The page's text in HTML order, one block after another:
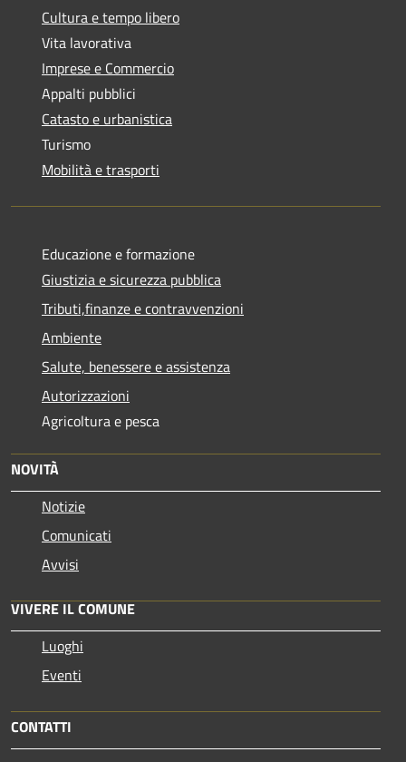
Cultura e tempo libero
Vita lavorativa
Imprese e Commercio
Appalti pubblici
Catasto e urbanistica
Turismo
Mobilità e trasporti
Educazione e formazione
Giustizia e sicurezza pubblica
Tributi,finanze e contravvenzioni
Ambiente
Salute, benessere e assistenza
Autorizzazioni
Agricoltura e pesca
NOVITÀ
Notizie
Comunicati
Avvisi
VIVERE IL COMUNE
Luoghi
Eventi
CONTATTI